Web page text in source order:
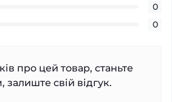
0
0
про цей товар, станьте
свій відгук.